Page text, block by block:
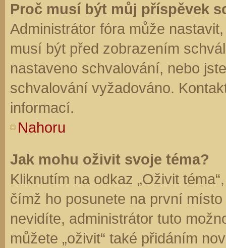
Proč musí být můj příspěvek
Administrátor fóra může
musí být před zobrazením
nastaveno schvalování, nebo
schvalování vyžadováno.
informací.
Nahoru
Jak mohu oživit svoje téma?
Kliknutím na odkaz „Oživit
čímž ho posunete na první
nevidíte, administrátor tuto
můžete „oživit“ také přidáním